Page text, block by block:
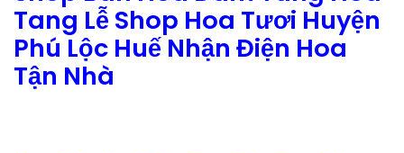
Tang Lễ Shop Hoa Tươi Huyện
Phú Lộc Huế Nhận Điện Hoa
Tận Nhà